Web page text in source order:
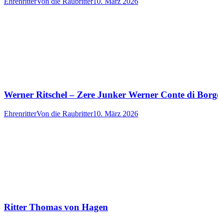
Werner Ritschel – Zere Junker Werner Conte di
EhrenritterVon die Raubritter10. März 2026
Ritter Thomas von Hagen